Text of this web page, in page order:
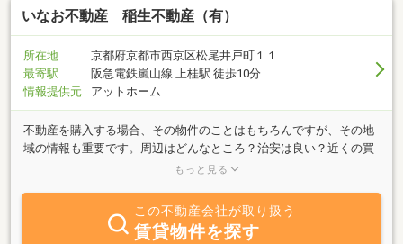
いなお不動産 稲生不動産（有）
所在地
京都府京都市西京区松尾井戸町１１
最寄駅
阪急電鉄嵐山線 上桂駅 徒歩10分
情報提供元
アットホーム
不動産を購入する場合、その物件のことはもちろんですが、その地
域の情報も重要です。周辺はどんなところ？治安は良い？近くの買
い物施設は？災害に強い場所？当社は、その地域をよくわかってい
します！後悔のないマイホーム選びのお手伝いを致しますので、マ
イホームの購入はぜひ「いなお不動産」にお任せ下さい！
もっと見る
この不動産会社が取り扱う
賃貸物件を探す